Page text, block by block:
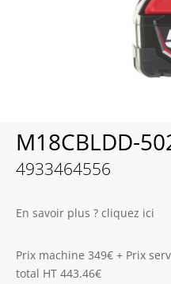
M18CBLDD-
4933464556
En savoir plus ? cliquez ici
Prix machine 349€ + Prix
total HT 443.46€